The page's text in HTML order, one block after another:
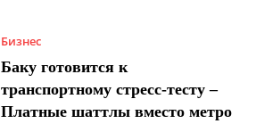
Бизнес
Баку готовится к
транспортному стресс-тесту –
Платные шаттлы вместо метро